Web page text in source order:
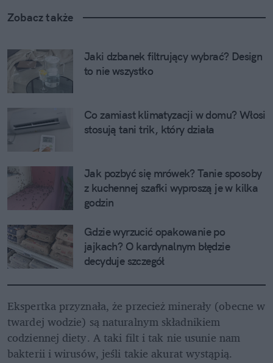
Zobacz także
Jaki dzbanek filtrujący wybrać? Design
to nie wszystko
Co zamiast klimatyzacji w domu? Włosi
stosują tani trik, który działa
Jak pozbyć się mrówek? Tanie sposoby
z kuchennej szafki wyproszą je w kilka
godzin
Gdzie wyrzucić opakowanie po
jajkach? O kardynalnym błędzie
decyduje szczegół
Ekspertka przyznała, że przecież minerały (obecne w
twardej wodzie) są naturalnym składnikiem
codziennej diety. A taki filt i tak nie usunie nam
bakterii i wirusów, jeśli takie akurat wystąpią.